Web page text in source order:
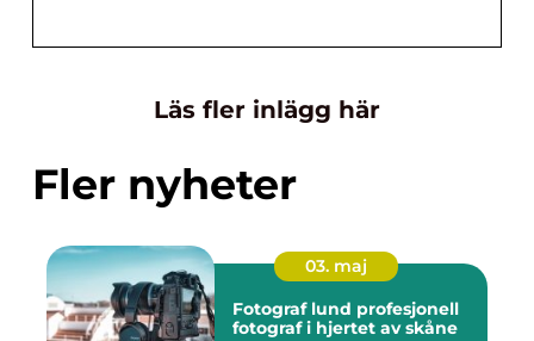
Läs fler inlägg här
Fler nyheter
03. maj
Fotograf lund profesjonell
fotograf i hjertet av skåne